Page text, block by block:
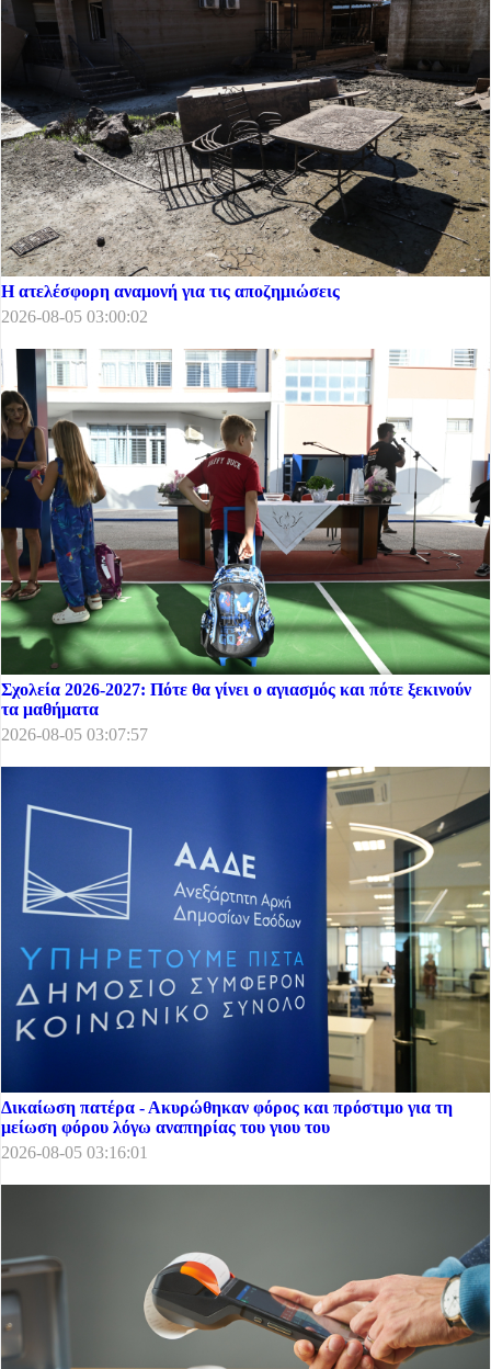
Η ατελέσφορη αναμονή για τις αποζημιώσεις
2026-08-05 03:00:02
Σχολεία 2026-2027: Πότε θα γίνει ο αγιασμός και πότε ξεκινούν
τα μαθήματα
2026-08-05 03:07:57
Δικαίωση πατέρα - Ακυρώθηκαν φόρος και πρόστιμο για τη
μείωση φόρου λόγω αναπηρίας του γιου του
2026-08-05 03:16:01